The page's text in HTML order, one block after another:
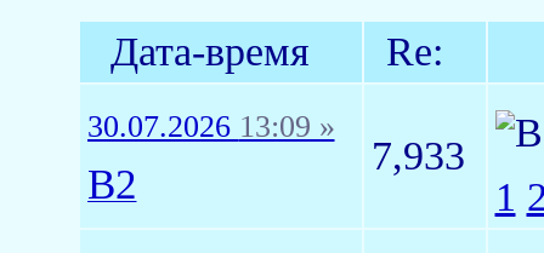
Дата-время Re:
30.07.2026 13:09 »
B2
7,933
1